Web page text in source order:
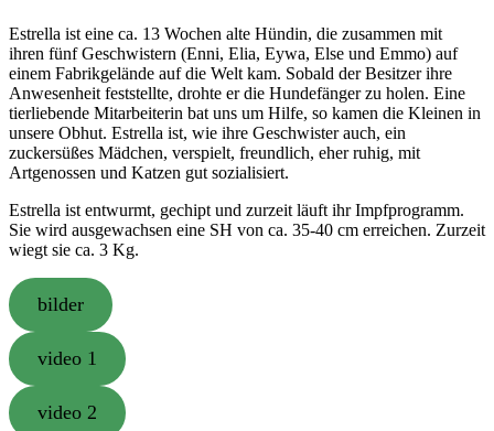
Estrella ist eine ca. 13 Wochen alte Hündin, die zusammen mit
ihren fünf Geschwistern (Enni, Elia, Eywa, Else und Emmo) auf
einem Fabrikgelände auf die Welt kam. Sobald der Besitzer ihre
Anwesenheit feststellte, drohte er die Hundefänger zu holen. Eine
tierliebende Mitarbeiterin bat uns um Hilfe, so kamen die Kleinen in
unsere Obhut. Estrella ist, wie ihre Geschwister auch, ein
zuckersüßes Mädchen, verspielt, freundlich, eher ruhig, mit
Artgenossen und Katzen gut sozialisiert.
Estrella ist entwurmt, gechipt und zurzeit läuft ihr Impfprogramm.
Sie wird ausgewachsen eine SH von ca. 35-40 cm erreichen. Zurzeit
wiegt sie ca. 3 Kg.
bilder
video 1
video 2